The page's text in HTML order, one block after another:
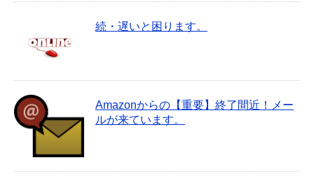
続・遅いと困ります。
Amazonからの【重要】終了間近！メー
ルが来ています。